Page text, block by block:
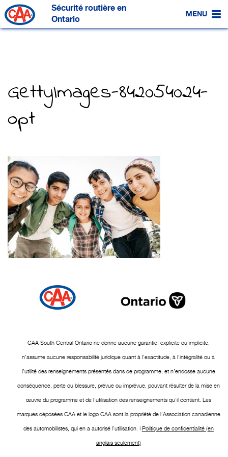
Passer
au
contenu
principal
Sécurité routière en
Ontario
MENU
GettyImages-842054024-
opt
CAA South Central Ontario ne donne aucune garantie, explicite ou implicite,
n’assume aucune responsabilité juridique quant à l’exactitude, à l’intégralité ou à
l’utilité des renseignements présentés dans ce programme, et n’endosse aucune
conséquence, perte ou blessure, prévue ou imprévue, pouvant résulter de la mise en
œuvre du programme et de l’utilisation des renseignements qu’il contient. Les
marques déposées CAA et le logo CAA sont la propriété de l’Association canadienne
des automobilistes, qui en a autorisé l’utilisation. | Politique de confidentialité (en
anglais seulement)